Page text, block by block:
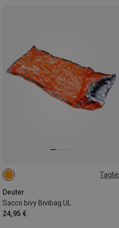
Taglie
Deuter
Sacco bivy Bivibag UL
24,95 €
213CM